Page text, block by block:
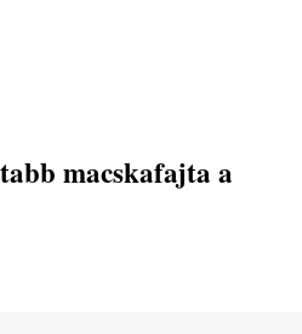
macskafajta a